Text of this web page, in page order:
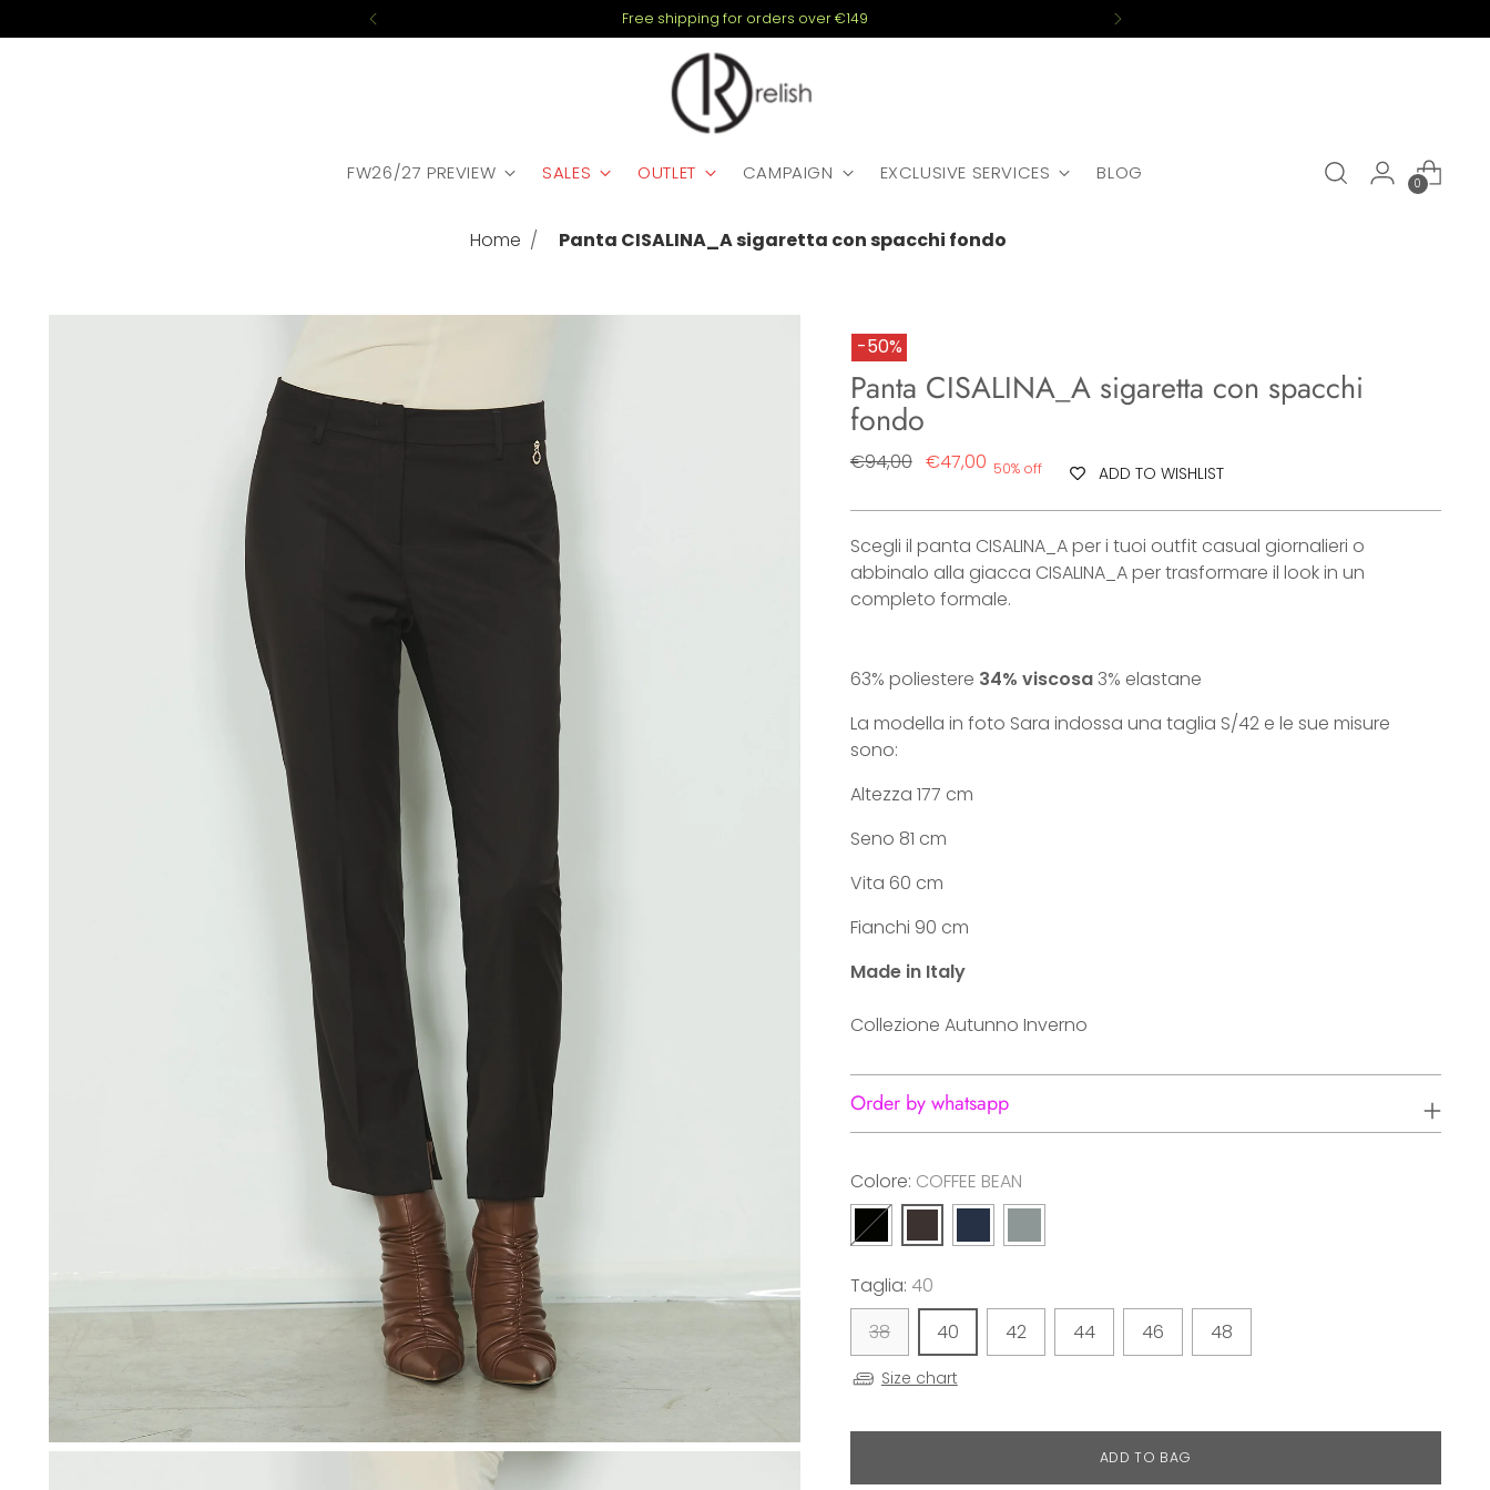
Free shipping for orders over €149
FW26/27 PREVIEW SALES OUTLET CAMPAIGN EXCLUSIVE SERVICES BLOG 0
Home Panta CISALINA_A sigaretta con spacchi fondo
-50%
Panta CISALINA_A sigaretta con spacchi
fondo
Regular
€94,00 €47,00 50% off ADD TO WISHLIST
Scegli il panta CISALINA_A per i tuoi outfit casual giornalieri o
abbinalo alla giacca CISALINA_A per trasformare il look in un
completo formale.
63% poliestere 34% viscosa3% elastane
La modella in foto Sara indossa una taglia S/42 e le sue misure
sono:
Altezza 177 cm
Seno 81 cm
Vita 60 cm
Fianchi 90 cm
Made in Italy
Collezione Autunno Inverno
Order by whatsapp
Colore: COFFEE BEAN
Taglia: 40
38
40 42 44 46 48
Size chart
ADD TO BAG